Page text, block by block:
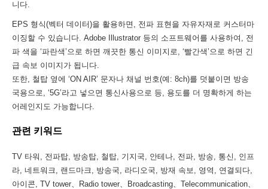
니다.
EPS 형식(벡터 데이터)을 활용하면, 전파 표현을 자유자재로 커스터마
이징할 수 있습니다. Adobe Illustrator 등의 소프트웨어를 사용하여, 전
파 색을 ‘파란색’으로 하면 깨끗한 통신 이미지로, ‘빨간색’으로 하면 긴
급 속보 이미지가 됩니다.
또한, 철탑 옆에 ‘ON AIR’ 문자나 채널 번호(예: 8ch)를 덧붙이면 방송
국용으로, ‘5G’라고 넣으면 통신사용으로 등, 용도를 더 명확하게 하는
어레인지도 가능합니다.
관련 키워드
TV 타워, 전파탑, 방송탑, 철탑, 기지국, 안테나, 전파, 방송, 통신, 인프
라, 네트워크, 랜드마크, 방송국, 라디오국, 방재 속보, 영역, 연결되다,
아이콘, TV tower、Radio tower、Broadcasting、Telecommunication、